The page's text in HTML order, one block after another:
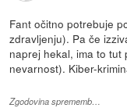
Fant očitno potrebuje
zdravljenju). Pa če
naprej hekal, ima to tut
nevarnost). Kiber-
Zgodovina sprememb…